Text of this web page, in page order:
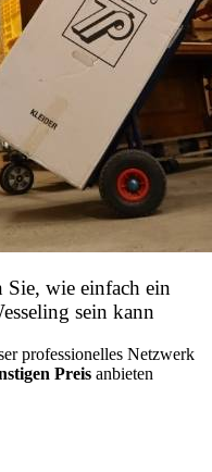
Sie, wie einfach ein
sein kann
professionelles Netzwerk
Preis anbieten